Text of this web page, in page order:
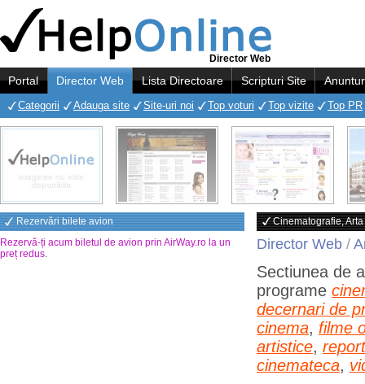
Director Web
Portal Director Web Lista Directoare Scripturi Site
Categorii Adauga site Site-uri noi Top voturi Top vizite Top PR
Rezervări bilete avion
Rezervă-ți acum biletul de avion prin AirWay.ro la un
preț redus.
Cinematografie,
Director Web /
Sectiunea de
programe
decernari de
cinema, filme
artistice,
cinemateca,